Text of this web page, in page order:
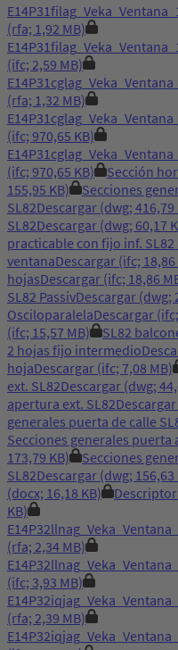
(rfa; 1,92 MB)
(ifc; 2,59 MB)
(rfa; 1,32 MB)
(ifc; 970,65 KB)
(ifc; 970,65 KB)
Sección
155,95 KB)
Secciones
SL82Descargar (dwg; 416,79
SL82Descargar (dwg; 60,17
practicable con fijo inf. SL82
ventanaDescargar (ifc; 18,86
hojasDescargar (ifc; 18,86
SL82 PassivDescargar (dwg;
OsciloparalelaDescargar
(ifc; 15,57 MB)
SL82
2 hojas fijo intermedio
hojaDescargar (ifc; 7,08 MB)
ext. SL82Descargar (dwg;
apertura ext. SL82Descargar
generales puerta de calle
Secciones generales puerta
173,79 KB)
Secciones
SL82Descargar (dwg; 156,63
(docx; 16,18 KB)
Descriptor
KB)
(rfa; 2,34 MB)
(ifc; 3,93 MB)
(rfa; 2,39 MB)